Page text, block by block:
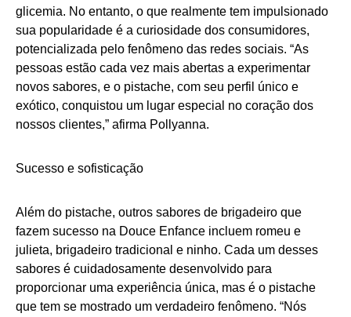
glicemia. No entanto, o que realmente tem impulsionado
sua popularidade é a curiosidade dos consumidores,
potencializada pelo fenômeno das redes sociais. “As
pessoas estão cada vez mais abertas a experimentar
novos sabores, e o pistache, com seu perfil único e
exótico, conquistou um lugar especial no coração dos
nossos clientes,” afirma Pollyanna.
Sucesso e sofisticação
Além do pistache, outros sabores de brigadeiro que
fazem sucesso na Douce Enfance incluem romeu e
julieta, brigadeiro tradicional e ninho. Cada um desses
sabores é cuidadosamente desenvolvido para
proporcionar uma experiência única, mas é o pistache
que tem se mostrado um verdadeiro fenômeno. “Nós